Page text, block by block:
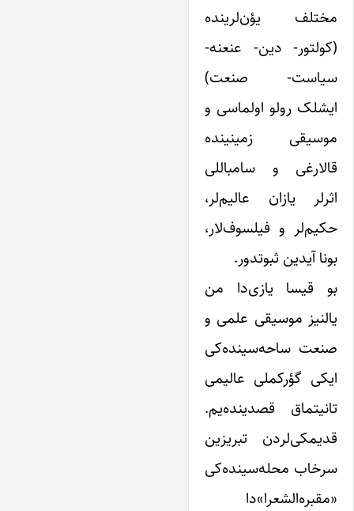
مختلف یؤن‌لرینده
(کولتور- دین- عنعنه-
سیاست- صنعت)
ایشلک رولو اولماسی و
موسیقی زمینینده
قالارغی و سامباللی
اثرلر یازان عالیم‌لر،
حکیم‌لر و فیلسوف‌لار،
بونا آیدین ثبوتدور.
بو قیسا یازی‌دا من
یالنیز موسیقی علمی و
صنعت ساحه‌سینده‌کی
ایکی گؤرکملی عالیمی
تانیتماق قصدینده‌یم.
قدیمکی‌لردن تبریزین
سرخاب محله‌سینده‌کی
«مقبره‌الشعرا»دا